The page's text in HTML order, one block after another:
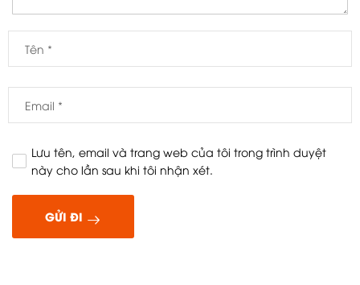
Lưu tên, email và trang web của tôi trong trình duyệt
này cho lần sau khi tôi nhận xét.
GỬI ĐI